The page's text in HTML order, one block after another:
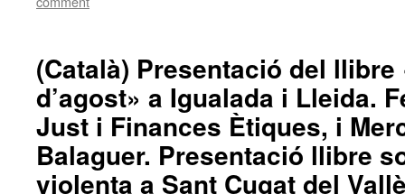
(Català) Presentació del
d’agost» a Igualada i Lleida.
Just i Finances Ètiques, i
Balaguer. Presentació llibre
violenta a Sant Cugat del